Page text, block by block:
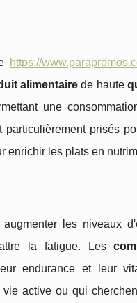
https://
alimentaire de haute
une
prisés
enrichir les plats en
les niveaux
la fatigue. Les
endurance et leur
active ou qui